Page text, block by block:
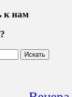
к нам